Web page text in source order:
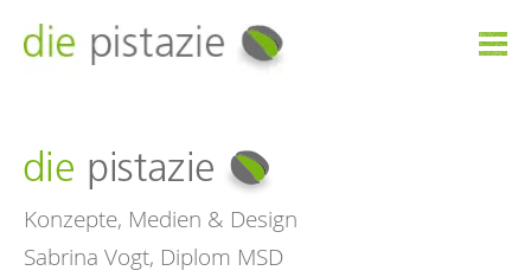

Konzepte, Medien & Design
Sabrina Vogt, Diplom MSD